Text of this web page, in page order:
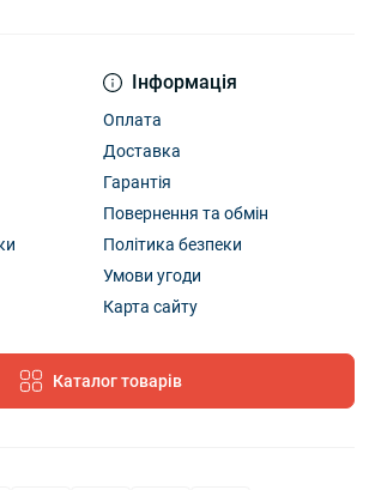
Інформація
Оплата
Доставка
Гарантія
Повернення та обмін
Політика безпеки
Умови угоди
Карта сайту
Каталог товарів